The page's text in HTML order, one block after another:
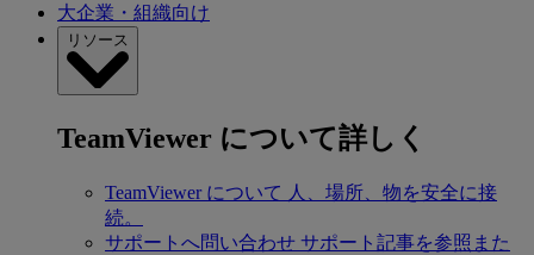
大企業・組織向け
リソース
TeamViewer について詳しく
TeamViewer について 人、場所、物を安全に接
続。
サポートへ問い合わせ サポート記事を参照また